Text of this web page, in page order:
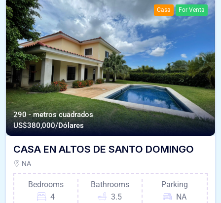
Casa For Venta
290 - metros cuadrados
US$380,000/Dólares
CASA EN ALTOS DE SANTO DOMINGO
NA
Bedrooms
4
Bathrooms
3.5
Parking
NA